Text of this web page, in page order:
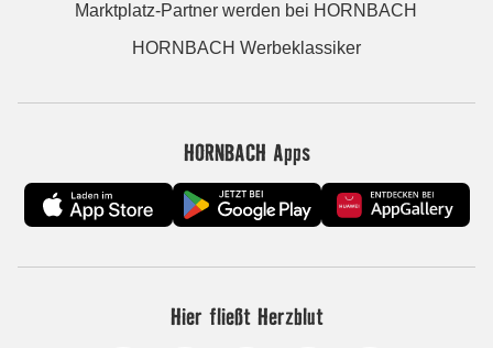
Marktplatz-Partner werden bei HORNBACH
HORNBACH Werbeklassiker
HORNBACH Apps
Hier fließt Herzblut